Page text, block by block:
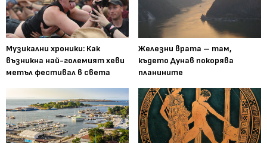
Музикални хроники: Как
възникна най-големият хеви
метъл фестивал в света
Железни врата – там,
където Дунав покорява
планините